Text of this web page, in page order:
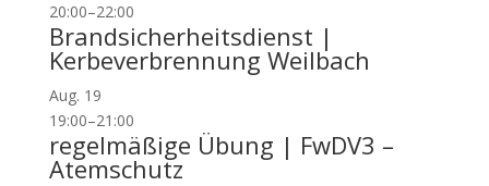
20:00–22:00
Brandsicherheitsdienst |
Kerbeverbrennung Weilbach
Aug. 19
19:00–21:00
regelmäßige Übung | FwDV3 –
Atemschutz